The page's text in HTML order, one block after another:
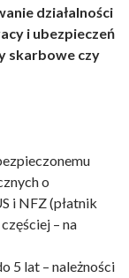
działalności
i ubezpieczeń
skarbowe czy
o
i NFZ (płatnik
– na
5 lat – należności